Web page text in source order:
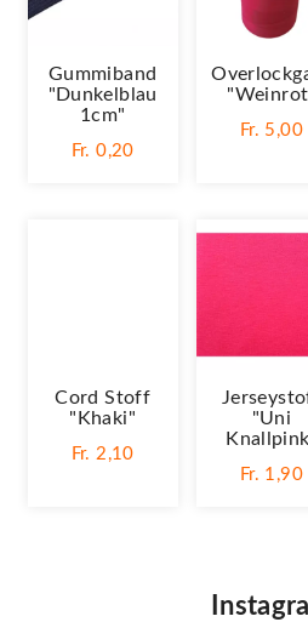
Gummiband
"Dunkelblau
1cm"
Fr. 0,20
Cord Stoff
"khaki"
Fr. 2,10
Fr. 5,00
"Uni
Fr. 1,90